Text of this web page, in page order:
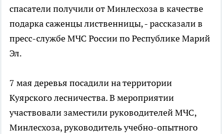
спасатели получили от Минлесхоза в качестве
подарка саженцы лиственницы, - рассказали в
пресс-службе МЧС России по Республике Марий
Эл.
7 мая деревья посадили на территории
Куярского лесничества. В мероприятии
участвовали заместили руководителей МЧС,
Минлесхоза, руководитель учебно-опытного